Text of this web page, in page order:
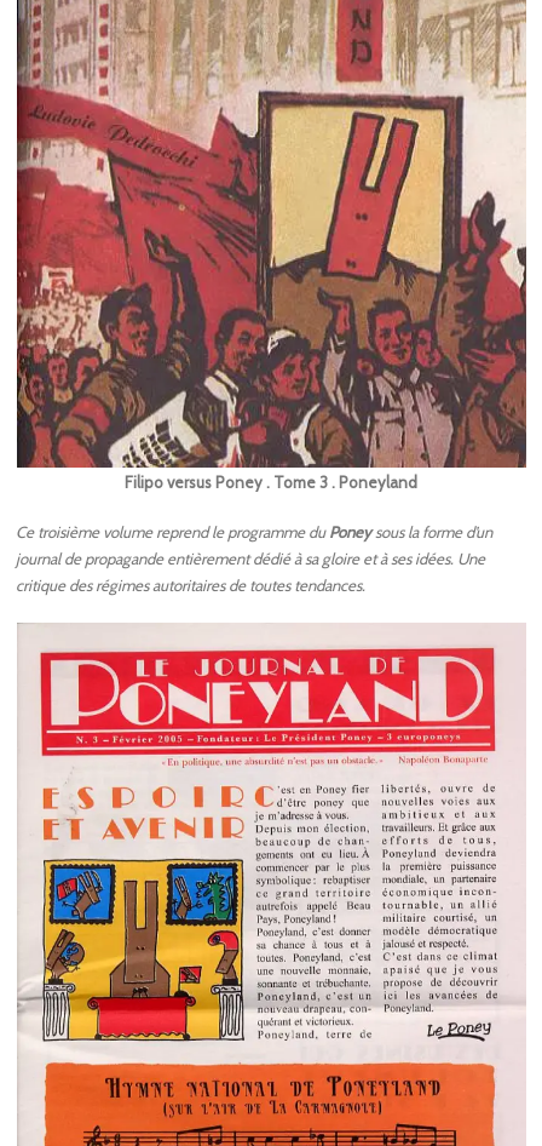
Filipo versus Poney . Tome 3 . Poneyland
Ce troisième volume reprend le programme duPoneysous la forme d’un
journal de propagande entièrement dédié à sa gloire et à ses idées. Une
critique des régimes autoritaires de toutes tendances.